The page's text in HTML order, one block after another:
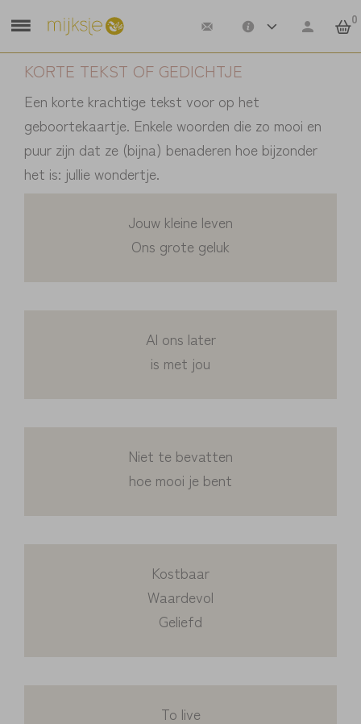
0
KORTE TEKST OF GEDICHTJE
Een korte krachtige tekst voor op het
geboortekaartje. Enkele woorden die zo mooi en
puur zijn dat ze (bijna) benaderen hoe bijzonder
het is: jullie wondertje.
Jouw kleine leven
Ons grote geluk
Al ons later
is met jou
Niet te bevatten
hoe mooi je bent
Kostbaar
Waardevol
Geliefd
To live